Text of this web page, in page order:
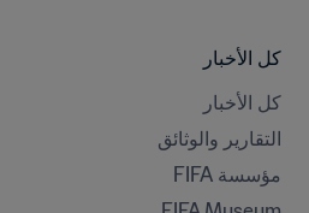
كل الأخبار
كل الأخبار
التقارير والوثائق
مؤسسة FIFA